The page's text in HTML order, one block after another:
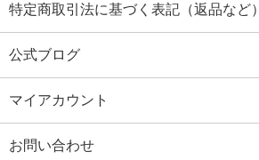
特定商取引法に基づく表記（返品など）
公式ブログ
マイアカウント
お問い合わせ